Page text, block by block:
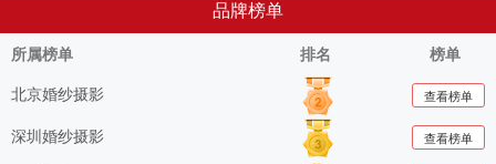
品牌榜单
所属榜单 排名
榜单
北京婚纱摄影
查看榜单
深圳婚纱摄影 查看榜单